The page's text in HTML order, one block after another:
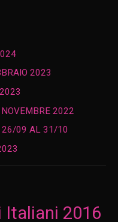
2023
NOVEMBRE 2022
26/09 AL 31/10
Italiani 2016